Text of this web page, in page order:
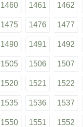
1460 1461 1462
1475 1476 1477
1490 1491 1492
1505 1506 1507
1520 1521 1522
1535 1536 1537
1550 1551 1552